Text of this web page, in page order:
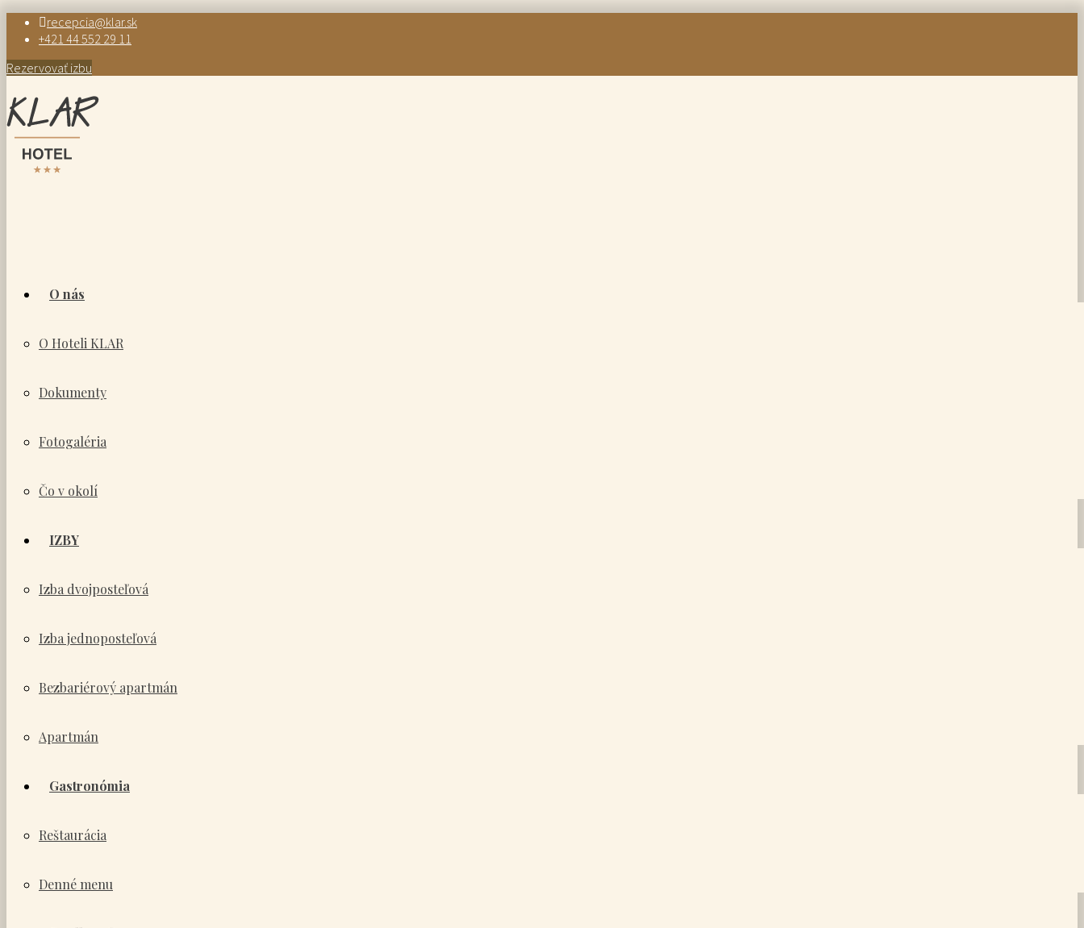
recepcia@klar.sk
+421 44 552 29 11
Rezervovať izbu
O nás
O Hoteli KLAR
Dokumenty
Fotogaléria
Čo v okolí
IZBY
Izba dvojposteľová
Izba jednoposteľová
Bezbariérový apartmán
Apartmán
Gastronómia
Reštaurácia
Denné menu